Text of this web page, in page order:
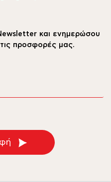
και ενημερώσου
προσφορές μας.